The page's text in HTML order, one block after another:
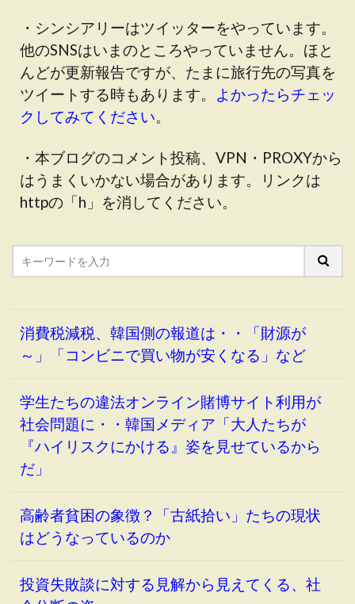
・シンシアリーはツイッターをやっています。
他のSNSはいまのところやっていません。ほと
んどが更新報告ですが、たまに旅行先の写真を
ツイートする時もあります。 よかったらチェッ
クしてみてください。
・本ブログのコメント投稿、VPN・PROXYから
はうまくいかない場合があります。リンクは
httpの「h」を消してください。
消費税減税、韓国側の報道は・・「財源が
～」「コンビニで買い物が安くなる」など
学生たちの違法オンライン賭博サイト利用が
社会問題に・・韓国メディア「大人たちが
『ハイリスクにかける』姿を見せているから
だ」
高齢者貧困の象徴？「古紙拾い」たちの現状
はどうなっているのか
投資失敗談に対する見解から見えてくる、社